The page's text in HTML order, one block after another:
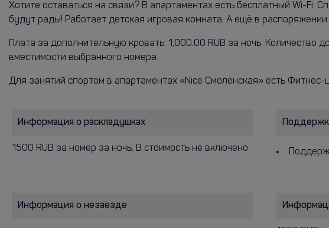
Хотите оставаться на связи? В апартаментах есть бесплатный Wi-Fi.
будут рады! Работает детская игровая комната. А ещё в распоряжении
Плата за дополнительную кровать: 1,000.00 RUB за ночь.
вместимости выбранного номера.
Для занятий спортом в апартаментах «Nice Смоленская» есть Фитнес-
Информация о раскладушках
1500 RUB за номер за ночь. В стоимость не включено
Информация о незаезде